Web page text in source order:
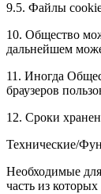
9.5. Файлы
10. Общество
дальнейшем
11. Иногда
браузеров
12. Сроки
Технические/
Необходимые
часть из